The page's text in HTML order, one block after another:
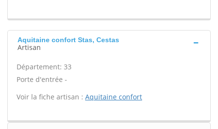
Aquitaine confort Stas, Cestas
Artisan
Département: 33
Porte d'entrée -
Voir la fiche artisan : Aquitaine confort